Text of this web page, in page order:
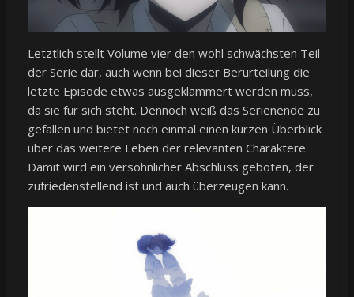
Letztlich stellt Volume vier den wohl schwächsten Teil
der Serie dar, auch wenn bei dieser Berurteilung die
letzte Episode etwas ausgeklammert werden muss,
da sie für sich steht. Dennoch weiß das Serienende zu
gefallen und bietet noch einmal einen kurzen Überblick
über das weitere Leben der relevanten Charaktere.
Damit wird ein versöhnlicher Abschluss geboten, der
zufriedenstellend ist und auch überzeugen kann.